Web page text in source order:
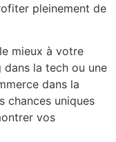
pleinement de
mieux à votre
la tech ou une
dans la
chances uniques
vos